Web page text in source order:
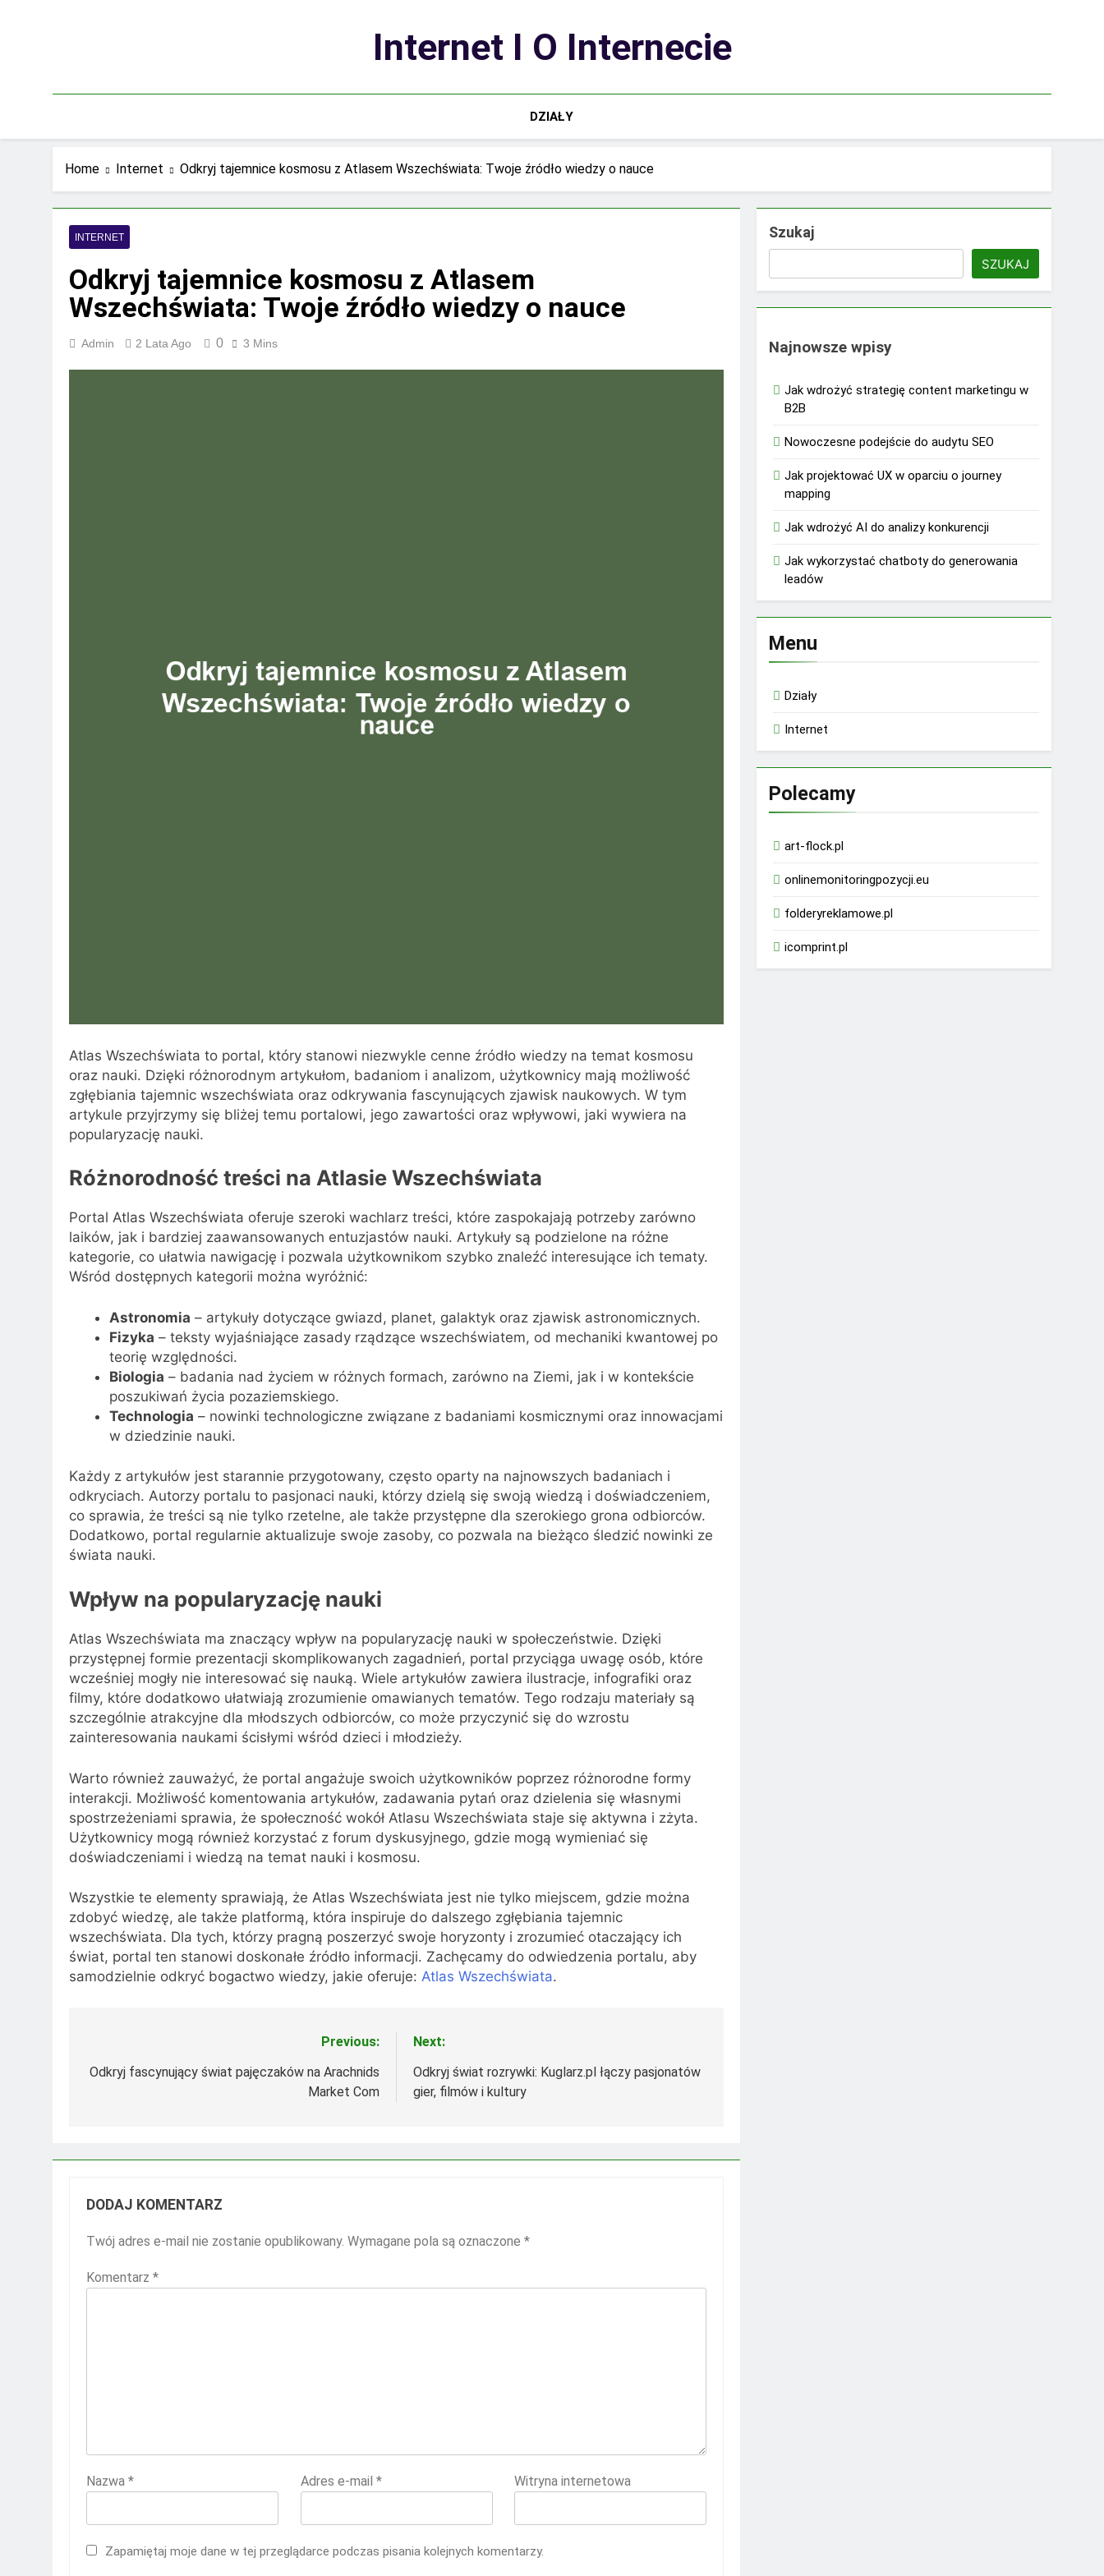
Internet I O Internecie
DZIAŁY
Home Internet Odkryj tajemnice kosmosu z Atlasem Wszechświata: Twoje źródło wiedzy o nauce
INTERNET
Odkryj tajemnice kosmosu z Atlasem
Wszechświata: Twoje źródło wiedzy o nauce
Admin 2 Lata Ago 0 3 Mins
Atlas Wszechświata to portal, który stanowi niezwykle cenne źródło wiedzy na temat kosmosu
oraz nauki. Dzięki różnorodnym artykułom, badaniom i analizom, użytkownicy mają możliwość
zgłębiania tajemnic wszechświata oraz odkrywania fascynujących zjawisk naukowych. W tym
artykule przyjrzymy się bliżej temu portalowi, jego zawartości oraz wpływowi, jaki wywiera na
popularyzację nauki.
Różnorodność treści na Atlasie Wszechświata
Portal Atlas Wszechświata oferuje szeroki wachlarz treści, które zaspokajają potrzeby zarówno
laików, jak i bardziej zaawansowanych entuzjastów nauki. Artykuły są podzielone na różne
kategorie, co ułatwia nawigację i pozwala użytkownikom szybko znaleźć interesujące ich tematy.
Wśród dostępnych kategorii można wyróżnić:
Astronomia – artykuły dotyczące gwiazd, planet, galaktyk oraz zjawisk astronomicznych.
Fizyka – teksty wyjaśniające zasady rządzące wszechświatem, od mechaniki kwantowej po
teorię względności.
Biologia – badania nad życiem w różnych formach, zarówno na Ziemi, jak i w kontekście
poszukiwań życia pozaziemskiego.
Technologia – nowinki technologiczne związane z badaniami kosmicznymi oraz innowacjami
w dziedzinie nauki.
Każdy z artykułów jest starannie przygotowany, często oparty na najnowszych badaniach i
odkryciach. Autorzy portalu to pasjonaci nauki, którzy dzielą się swoją wiedzą i doświadczeniem,
co sprawia, że treści są nie tylko rzetelne, ale także przystępne dla szerokiego grona odbiorców.
Dodatkowo, portal regularnie aktualizuje swoje zasoby, co pozwala na bieżąco śledzić nowinki ze
świata nauki.
Wpływ na popularyzację nauki
Atlas Wszechświata ma znaczący wpływ na popularyzację nauki w społeczeństwie. Dzięki
przystępnej formie prezentacji skomplikowanych zagadnień, portal przyciąga uwagę osób, które
wcześniej mogły nie interesować się nauką. Wiele artykułów zawiera ilustracje, infografiki oraz
filmy, które dodatkowo ułatwiają zrozumienie omawianych tematów. Tego rodzaju materiały są
szczególnie atrakcyjne dla młodszych odbiorców, co może przyczynić się do wzrostu
zainteresowania naukami ścisłymi wśród dzieci i młodzieży.
Warto również zauważyć, że portal angażuje swoich użytkowników poprzez różnorodne formy
interakcji. Możliwość komentowania artykułów, zadawania pytań oraz dzielenia się własnymi
spostrzeżeniami sprawia, że społeczność wokół Atlasu Wszechświata staje się aktywna i zżyta.
Użytkownicy mogą również korzystać z forum dyskusyjnego, gdzie mogą wymieniać się
doświadczeniami i wiedzą na temat nauki i kosmosu.
Wszystkie te elementy sprawiają, że Atlas Wszechświata jest nie tylko miejscem, gdzie można
zdobyć wiedzę, ale także platformą, która inspiruje do dalszego zgłębiania tajemnic
wszechświata. Dla tych, którzy pragną poszerzyć swoje horyzonty i zrozumieć otaczający ich
świat, portal ten stanowi doskonałe źródło informacji. Zachęcamy do odwiedzenia portalu, aby
samodzielnie odkryć bogactwo wiedzy, jakie oferuje: Atlas Wszechświata.
wpisu
Previous:
Odkryj fascynujący świat pajęczaków na Arachnids
Market Com
Next:
Odkryj świat rozrywki: Kuglarz.pl łączy pasjonatów
gier, filmów i kultury
DODAJ KOMENTARZ
Twój adres e-mail nie zostanie opublikowany. Wymagane pola są oznaczone *
Komentarz *
Nazwa * Adres e-mail * Witryna internetowa
Zapamiętaj moje dane w tej przeglądarce podczas pisania kolejnych komentarzy.
Szukaj
SZUKAJ
Najnowsze wpisy
Jak wdrożyć strategię content marketingu w
B2B
Nowoczesne podejście do audytu SEO
Jak projektować UX w oparciu o journey
mapping
Jak wdrożyć AI do analizy konkurencji
Jak wykorzystać chatboty do generowania
leadów
Menu
Działy
Internet
Polecamy
art-flock.pl
onlinemonitoringpozycji.eu
folderyreklamowe.pl
icomprint.pl